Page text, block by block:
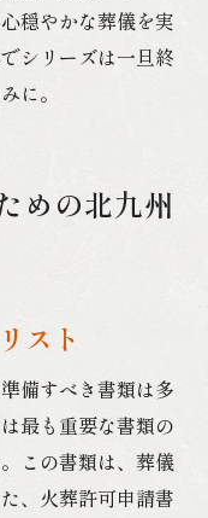
穏やかな葬儀を実
シリーズは一旦終
に。
めの北九州
スト
備すべき書類は多
最も重要な書類の
この書類は、葬儀
、火葬許可申請書